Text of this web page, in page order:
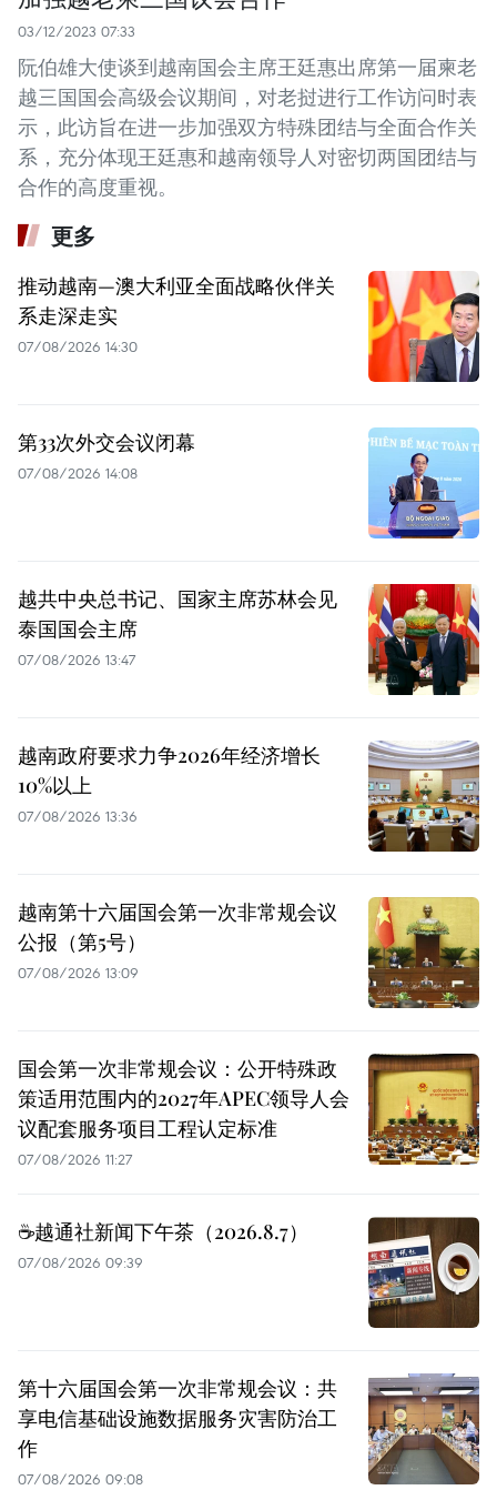
03/12/2023 07:33
阮伯雄大使谈到越南国会主席王廷惠出席第一届柬老
越三国国会高级会议期间，对老挝进行工作访问时表
示，此访旨在进一步加强双方特殊团结与全面合作关
系，充分体现王廷惠和越南领导人对密切两国团结与
合作的高度重视。
更多
推动越南—澳大利亚全面战略伙伴关
系走深走实
07/08/2026 14:30
第33次外交会议闭幕
07/08/2026 14:08
越共中央总书记、国家主席苏林会见
泰国国会主席
07/08/2026 13:47
越南政府要求力争2026年经济增长
10%以上
07/08/2026 13:36
越南第十六届国会第一次非常规会议
公报（第5号）
07/08/2026 13:09
国会第一次非常规会议：公开特殊政
策适用范围内的2027年APEC领导人会
议配套服务项目工程认定标准
07/08/2026 11:27
☕️越通社新闻下午茶（2026.8.7）
07/08/2026 09:39
第十六届国会第一次非常规会议：共
享电信基础设施数据服务灾害防治工
作
07/08/2026 09:08